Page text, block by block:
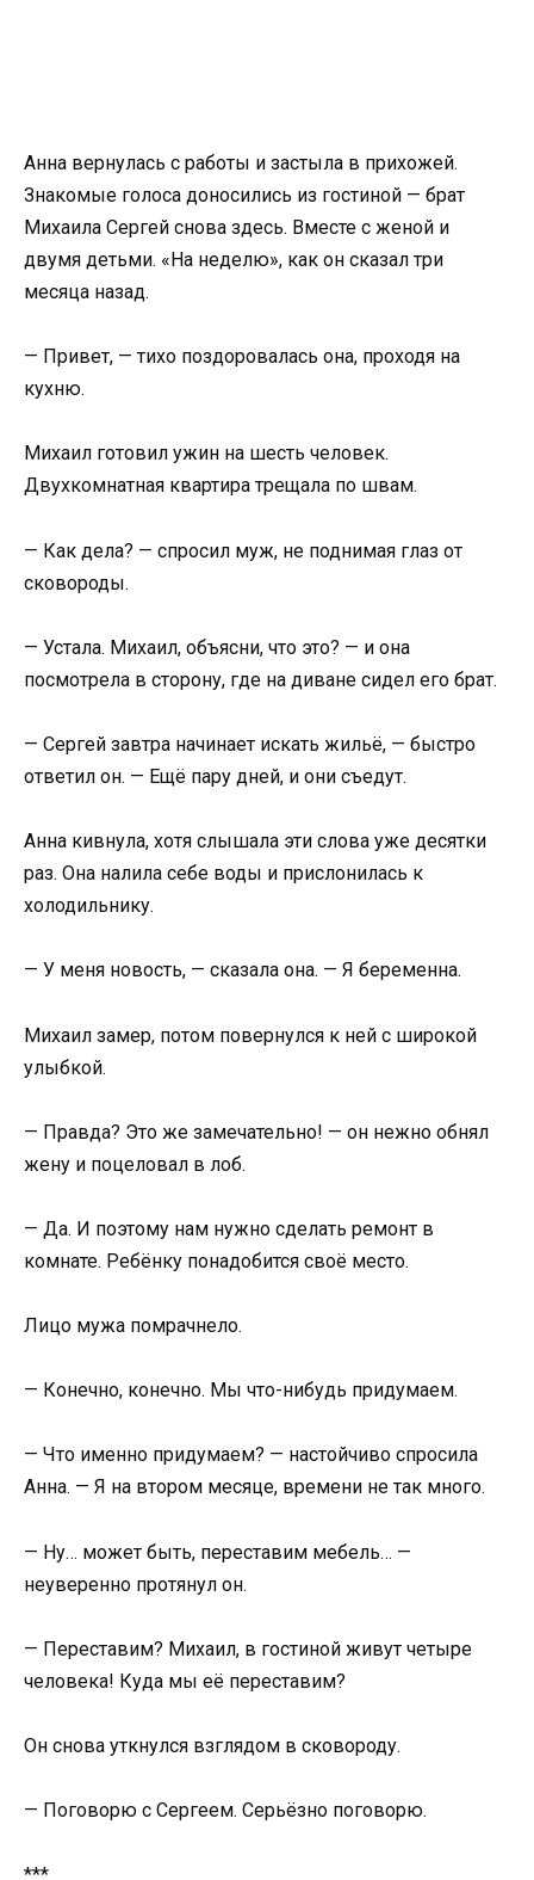
Анна вернулась с работы и застыла в прихожей.
Знакомые голоса доносились из гостиной — брат
Михаила Сергей снова здесь. Вместе с женой и
двумя детьми. «На неделю», как он сказал три
месяца назад.
— Привет, — тихо поздоровалась она, проходя на
кухню.
Михаил готовил ужин на шесть человек.
Двухкомнатная квартира трещала по швам.
— Как дела? — спросил муж, не поднимая глаз от
сковороды.
— Устала. Михаил, объясни, что это? — и она
посмотрела в сторону, где на диване сидел его брат.
— Сергей завтра начинает искать жильё, — быстро
ответил он. — Ещё пару дней, и они съедут.
Анна кивнула, хотя слышала эти слова уже десятки
раз. Она налила себе воды и прислонилась к
холодильнику.
— У меня новость, — сказала она. — Я беременна.
Михаил замер, потом повернулся к ней с широкой
улыбкой.
— Правда? Это же замечательно! — он нежно обнял
жену и поцеловал в лоб.
— Да. И поэтому нам нужно сделать ремонт в
комнате. Ребёнку понадобится своё место.
Лицо мужа помрачнело.
— Конечно, конечно. Мы что-нибудь придумаем.
— Что именно придумаем? — настойчиво спросила
Анна. — Я на втором месяце, времени не так много.
— Ну… может быть, переставим мебель… —
неуверенно протянул он.
— Переставим? Михаил, в гостиной живут четыре
человека! Куда мы её переставим?
Он снова уткнулся взглядом в сковороду.
— Поговорю с Сергеем. Серьёзно поговорю.
***